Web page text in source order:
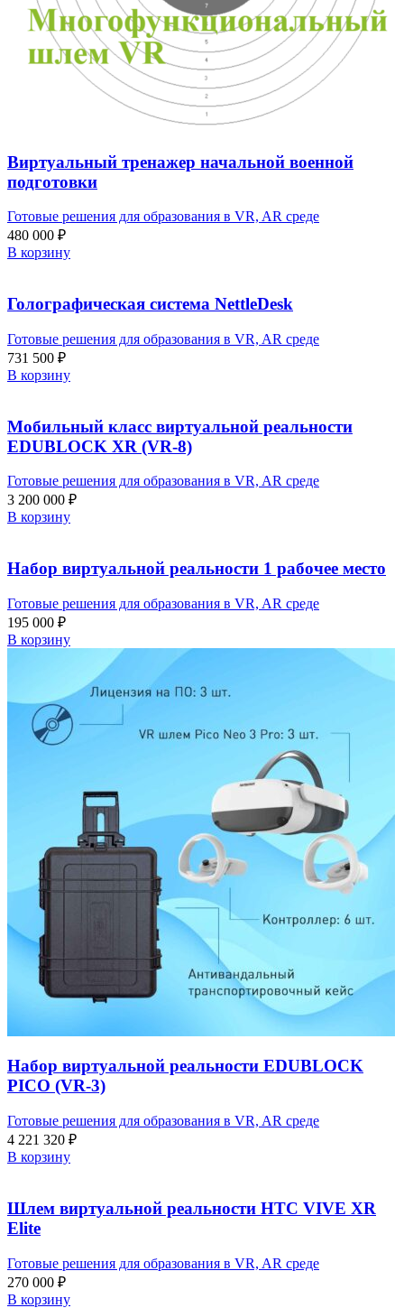
Виртуальный тренажер начальной военной
подготовки
Готовые решения для образования в VR, AR среде
480 000 ₽
В корзину
Голографическая система NettleDesk
Готовые решения для образования в VR, AR среде
731 500 ₽
В корзину
Мобильный класс виртуальной реальности
EDUBLOCK XR (VR-8)
Готовые решения для образования в VR, AR среде
3 200 000 ₽
В корзину
Набор виртуальной реальности 1 рабочее место
Готовые решения для образования в VR, AR среде
195 000 ₽
В корзину
Набор виртуальной реальности EDUBLOCK
PICO (VR-3)
Готовые решения для образования в VR, AR среде
4 221 320 ₽
В корзину
Шлем виртуальной реальности HTC VIVE XR
Elite
Готовые решения для образования в VR, AR среде
270 000 ₽
В корзину